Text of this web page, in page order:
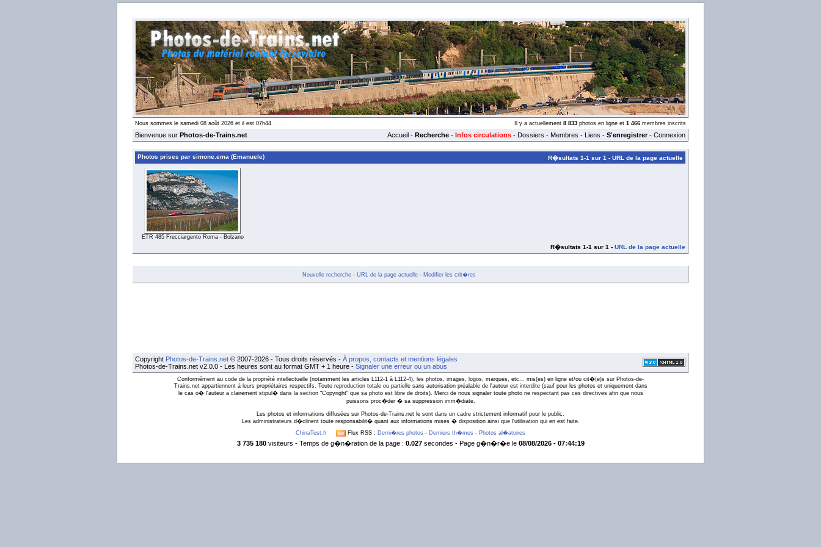
Nous sommes le samedi 08 août 2026 et il est 07h44 Il y a actuellement 8 833 photos en ligne et 1 466 membres inscrits
Bienvenue sur Photos-de-Trains.net Accueil - Recherche - Infos circulations - Dossiers - Membres - Liens - S'enregistrer- Connexion
Photos prises par simone.ema (Emanuele) R�sultats 1-1 sur 1 - URL de la page actuelle
ETR 485 Frecciargento Roma - Bolzano
R�sultats 1-1 sur 1 - URL de la page actuelle
Nouvelle recherche- URL de la page actuelle- Modifier les crit�res
Copyright Photos-de-Trains.net © 2007-2026 - Tous droits réservés - À propos, contacts et mentions légales
Photos-de-Trains.net v2.0.0 - Les heures sont au format GMT + 1 heure - Signaler une erreur ou un abus
Conformément au code de la propriété intellectuelle (notamment les articles L112-1 à L112-4), les photos, images, logos, marques, etc... mis(es) en ligne et/ou cit�(e)s sur Photos-de-
Trains.net appartiennent à leurs propriétaires respectifs. Toute reproduction totale ou partielle sans autorisation préalable de l'auteur est interdite (sauf pour les photos et uniquement dans
le cas o� l'auteur a clairement stipul� dans la section "Copyright" que sa photo est libre de droits). Merci de nous signaler toute photo ne respectant pas ces directives afin que nous
puissons proc�der � sa suppression imm�diate.
Les photos et informations diffusées sur Photos-de-Trains.net le sont dans un cadre strictement informatif pour le public.
Les administrateurs d�clinent toute responsabilit� quant aux informations mises � disposition ainsi que l'utilisation qui en est faite.
ChinaTest.fr
Flux RSS : Derni�res photos - Derniers th�mes - Photos al�atoires
3 735 180visiteurs - Temps de g�n�ration de la page : 0.027secondes - Page g�n�r�e le 08/08/2026 - 07:44:19